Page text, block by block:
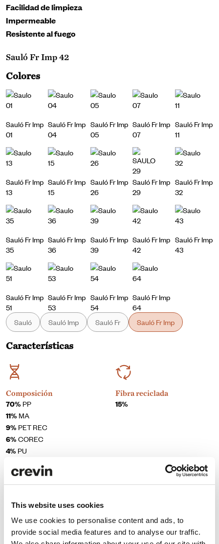
This website uses cookies
We use cookies to personalise content and ads, to
provide social media features and to analyse our traffic.
Sauló Fr Imp 42
Colores
Sauló Fr Imp
01
Sauló Fr Imp
04
Sauló Fr Imp
05
Sauló Fr Imp
07
Sauló Fr Imp
11
Sauló Fr Imp
13
Sauló Fr Imp
15
Sauló Fr Imp
26
Sauló Fr Imp
29
Sauló Fr Imp
32
Sauló Fr Imp
35
Sauló Fr Imp
36
Sauló Fr Imp
39
Sauló Fr Imp
42
Sauló Fr Imp
43
Sauló Fr Imp
51
Sauló Fr Imp
53
Sauló Fr Imp
54
Sauló Fr Imp
64
Facilidad de limpieza
Impermeable
Resistente al fuego
Sauló Sauló Imp Sauló Fr Sauló Fr Imp
Características
Composición
70%PP
11%MA
9%PET REC
6%COREC
4%PU
Fibra reciclada
15%
Ancho